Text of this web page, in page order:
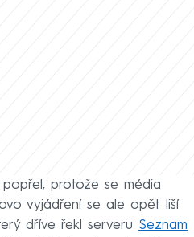
protože se média
vyjádření se ale opět liší
dříve řekl serveru Seznam